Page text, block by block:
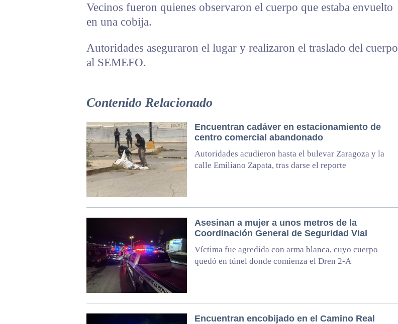
Vecinos fueron quienes observaron el cuerpo que estaba envuelto
en una cobija.
Autoridades aseguraron el lugar y realizaron el traslado del cuerpo
al SEMEFO.
Contenido Relacionado
Encuentran cadáver en estacionamiento de
centro comercial abandonado
Autoridades acudieron hasta el bulevar Zaragoza y la
calle Emiliano Zapata, tras darse el reporte
Asesinan a mujer a unos metros de la
Coordinación General de Seguridad Vial
Víctima fue agredida con arma blanca, cuyo cuerpo
quedó en túnel donde comienza el Dren 2-A
Encuentran encobijado en el Camino Real